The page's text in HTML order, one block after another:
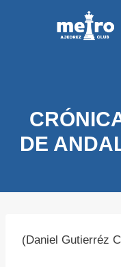
DE
(Daniel Gutierréz